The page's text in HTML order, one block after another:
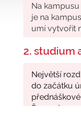
2. studium